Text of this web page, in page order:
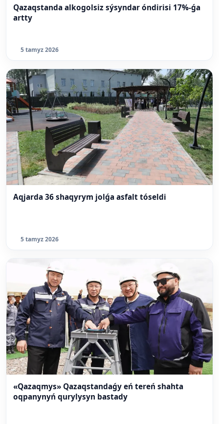
Qazaqstanda alkogolsiz sýsyndar óndirisi 17%-ǵa
artty
5 tamyz 2026
Aqjarda 36 shaqyrym jolǵa asfalt tóseldi
5 tamyz 2026
«Qazaqmys» Qazaqstandaǵy eń tereń shahta
oqpanynyń qurylysyn bastady